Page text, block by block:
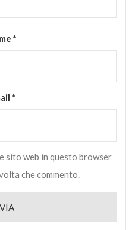
*
*
sito web in questo browser
che commento.